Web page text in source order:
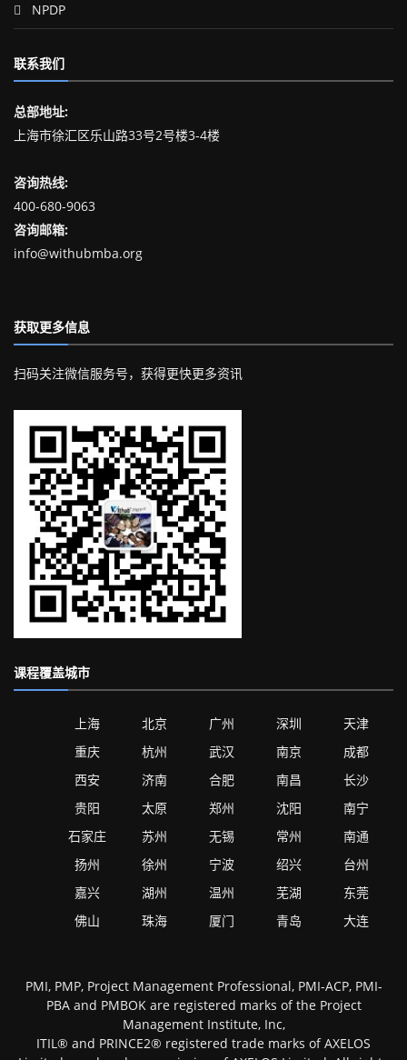
NPDP
联系我们
总部地址:
上海市徐汇区乐山路33号2号楼3-4楼
咨询热线:
400-680-9063
咨询邮箱:
info@withubmba.org
获取更多信息
扫码关注微信服务号，获得更快更多资讯
课程覆盖城市
上海 北京 广州 深圳
天津
重庆
杭州 武汉 南京
成都
西安
济南 合肥 南昌
长沙
贵阳
太原 郑州 沈阳
南宁
石家庄
苏州 无锡 常州
南通
扬州
徐州 宁波 绍兴
台州
嘉兴
湖州 温州 芜湖
东莞
佛山
珠海 厦门 青岛 大连
PMI, PMP, Project Management Professional, PMI-ACP, PMI-
PBA and PMBOK are registered marks of the Project
Management Institute, Inc,
ITIL® and PRINCE2® registered trade marks of AXELOS